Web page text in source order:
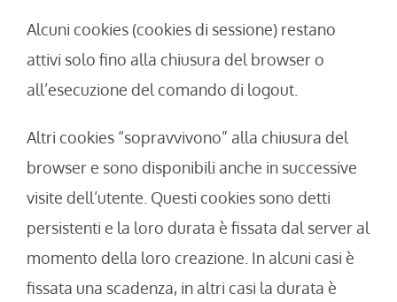
Alcuni cookies (cookies di sessione) restano
attivi solo fino alla chiusura del browser o
all’esecuzione del comando di logout.
Altri cookies “sopravvivono” alla chiusura del
browser e sono disponibili anche in successive
visite dell’utente. Questi cookies sono detti
persistenti e la loro durata è fissata dal server al
momento della loro creazione. In alcuni casi è
fissata una scadenza, in altri casi la durata è